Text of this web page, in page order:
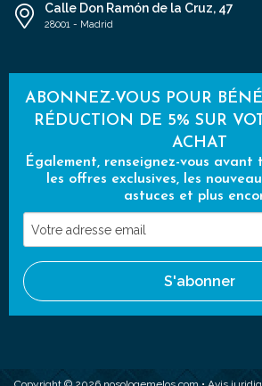
Calle Don Ramón de la Cruz, 47
28001 - Madrid
ABONNEZ-VOUS POUR
RÉDUCTION DE 5% SUR
ACHAT
Également, renseignez-vous avant
les offres exclusives, les
astuces et plus
Votre
adresse
email
S'abonner